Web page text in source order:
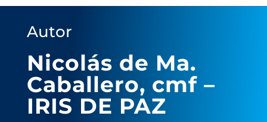
Autor
Nicolás de Ma.
Caballero, cmf –
IRIS DE PAZ